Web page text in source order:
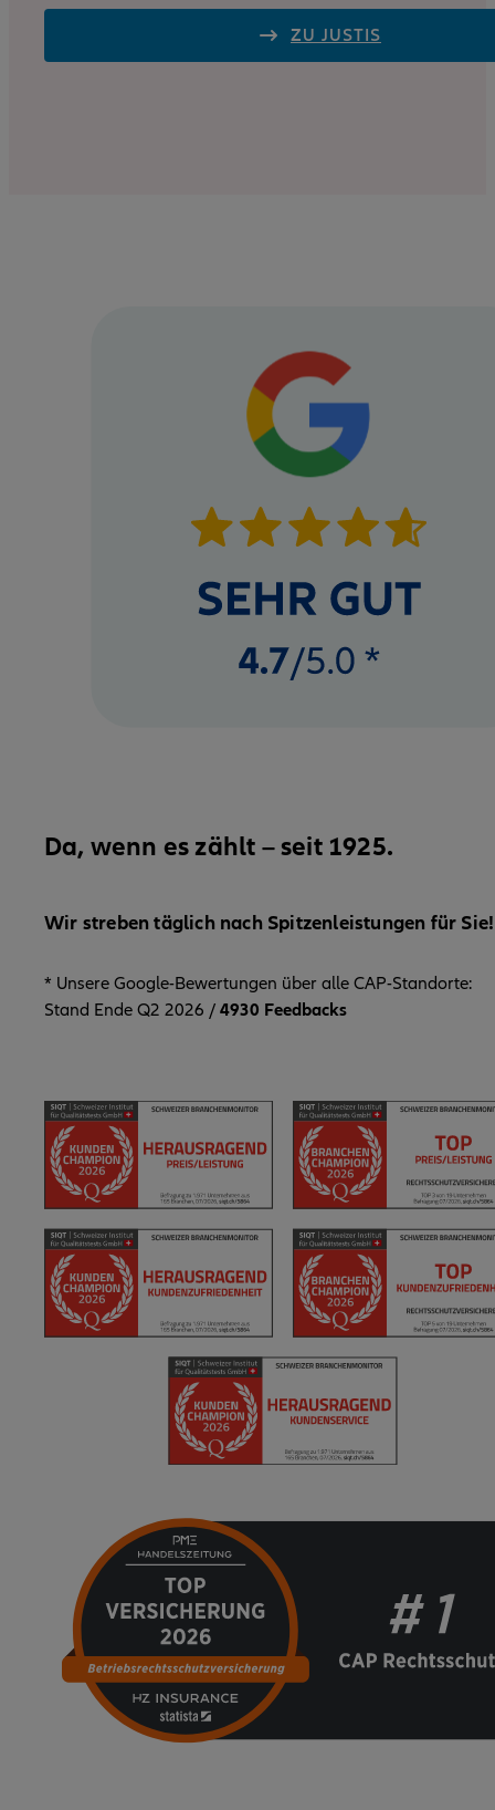
ZU JUSTIS
Da, wenn es zählt – seit 1925.
Wir streben täglich nach Spitzenleistungen für Sie!
* Unsere Google-Bewertungen über alle CAP-Standorte:
Stand Ende Q2 2026 / 4930 Feedbacks